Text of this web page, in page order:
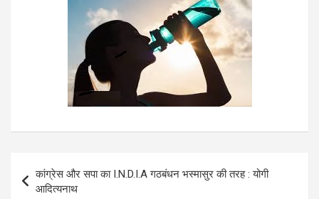
navigation
कांग्रेस और सपा का I.N.D.I.A गठबंधन भस्मासुर की तरह : योगी
आदित्यनाथ